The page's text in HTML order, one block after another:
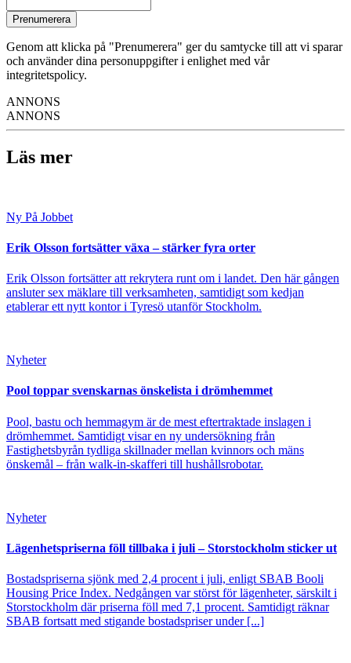
Prenumerera
Genom att klicka på "Prenumerera" ger du samtycke till att vi sparar
och använder dina personuppgifter i enlighet med vår
integritetspolicy.
ANNONS
ANNONS
Läs mer
Ny På Jobbet
Erik Olsson fortsätter växa – stärker fyra orter
Erik Olsson fortsätter att rekrytera runt om i landet. Den här gången
ansluter sex mäklare till verksamheten, samtidigt som kedjan
etablerar ett nytt kontor i Tyresö utanför Stockholm.
Nyheter
Pool toppar svenskarnas önskelista i drömhemmet
Pool, bastu och hemmagym är de mest eftertraktade inslagen i
drömhemmet. Samtidigt visar en ny undersökning från
Fastighetsbyrån tydliga skillnader mellan kvinnors och mäns
önskemål – från walk-in-skafferi till hushållsrobotar.
Nyheter
Lägenhetspriserna föll tillbaka i juli – Storstockholm sticker ut
Bostadspriserna sjönk med 2,4 procent i juli, enligt SBAB Booli
Housing Price Index. Nedgången var störst för lägenheter, särskilt i
Storstockholm där priserna föll med 7,1 procent. Samtidigt räknar
SBAB fortsatt med stigande bostadspriser under [...]